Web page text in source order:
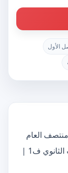
الأول
العام
الدراسي مقرر إنج 301 (لغة انجليزية) الثالث الثانوي ف1 |